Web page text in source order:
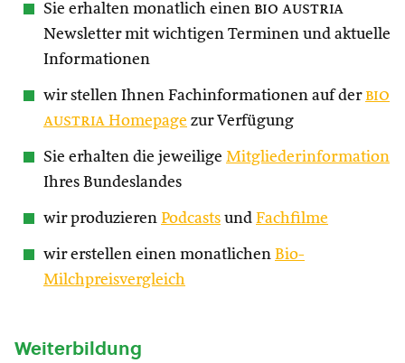
Sie erhalten monatlich einen bio austria
Newsletter mit wichtigen Terminen und aktuelle
Informationen
wir stellen Ihnen Fachinformationen auf der bio
austria Homepage zur Verfügung
Sie erhalten die jeweilige Mitgliederinformation
Ihres Bundeslandes
wir produzieren Podcasts und Fachfilme
wir erstellen einen monatlichen Bio-
Milchpreisvergleich
Weiterbildung